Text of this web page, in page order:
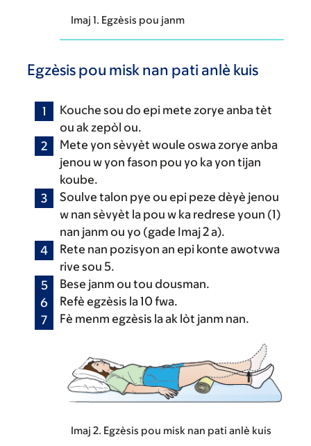
Imaj 1. Egzèsis pou janm
Egzèsis pou misk nan pati anlè kuis
Kouche sou do epi mete zorye anba tèt
ou ak zepòl ou.
Mete yon sèvyèt woule oswa zorye anba
jenou w yon fason pou yo ka yon tijan
koube.
Soulve talon pye ou epi peze dèyè jenou
w nan sèvyèt la pou w ka redrese youn (1)
nan janm ou yo (gade Imaj 2 a).
Rete nan pozisyon an epi konte awotvwa
rive sou 5.
Bese janm ou tou dousman.
Refè egzèsis la 10 fwa.
Fè menm egzèsis la ak lòt janm nan.
Imaj 2. Egzèsis pou misk nan pati anlè kuis